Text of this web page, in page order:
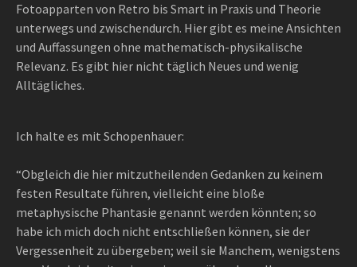
Fotoapparten von Retro bis Smart in Praxis und Theorie
unterwegs und zwischendurch. Hier gibt es meine Ansichten
und Auffassungen ohne mathematisch-physikalische
Relevanz. Es gibt hier nicht täglich Neues und wenig
Alltägliches.
Ich halte es mit Schopenhauer:
“Obgleich die hier mitzutheilenden Gedanken zu keinem
festen Resultate führen, vielleicht eine bloße
metaphysische Phantasie genannt werden könnten; so
habe ich mich doch nicht entschließen können, sie der
Vergessenheit zu übergeben; weil sie Manchem, wenigstens